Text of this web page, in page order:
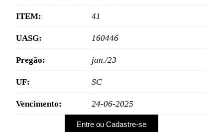
ITEM: 41
UASG: 160446
Pregão: jan./23
UF: SC
Vencimento: 24-06-2025
Entre ou Cadastre-se